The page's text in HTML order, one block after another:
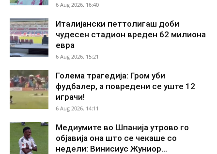
6 Aug 2026. 16:40
Италијански петтолигаш доби
чудесен стадион вреден 62 милиона
евра
6 Aug 2026. 15:21
Голема трагедија: Гром уби
фудбалер, а повредени се уште 12
играчи!
6 Aug 2026. 14:11
Медиумите во Шпанија утрово го
објавија она што се чекаше со
недели: Винисиус Жуниор...